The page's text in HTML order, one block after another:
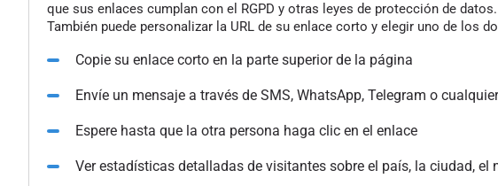
que sus enlaces cumplan con el RGPD y otras leyes de protección de datos.
También puede personalizar la URL de su enlace corto y elegir uno de los
Copie su enlace corto en la parte superior de la página
Envíe un mensaje a través de SMS, WhatsApp, Telegram o
Espere hasta que la otra persona haga clic en el enlace
Ver estadísticas detalladas de visitantes sobre el país, la ciudad, el